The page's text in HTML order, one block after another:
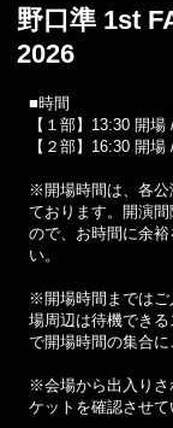
野口準 1st
2026
■時間
【１部】13:30 開
【２部】16:30 開
※開場時間は、各公
ております。開演
ので、お時間に余
い。
※開場時間まではご
場周辺は待機でき
で開場時間の集合に
※会場から出入りさ
ケットを確認させて